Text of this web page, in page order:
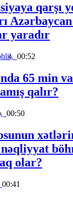
qarşı
yaradır
00:52
65 min
qalır?
00:50
olar?
00:41